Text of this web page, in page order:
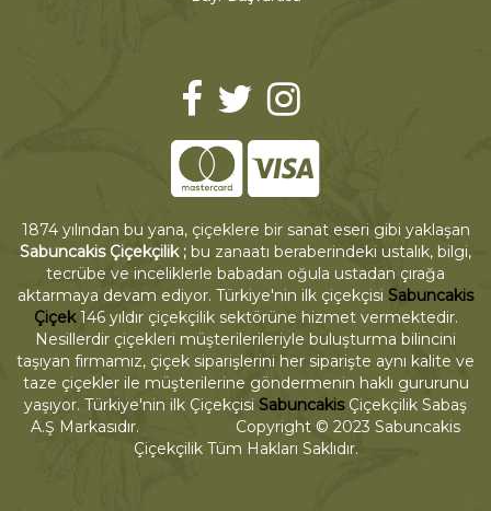
1874 yılından bu yana, çiçeklere bir sanat eseri gibi yaklaşan
Sabuncakis Çiçekçilik ; bu zanaatı beraberindeki ustalık, bilgi,
tecrübe ve inceliklerle babadan oğula ustadan çırağa
aktarmaya devam ediyor. Türkiye'nin ilk çiçekçisi Sabuncakis
Çiçek146 yıldır çiçekçilik sektörüne hizmet vermektedir.
Nesillerdir çiçekleri müşterilerileriyle buluşturma bilincini
taşıyan firmamız, çiçek siparişlerini her siparişte aynı kalite ve
taze çiçekler ile müşterilerine göndermenin haklı gururunu
yaşıyor. Türkiye'nin ilk Çiçekçisi SabuncakisÇiçekçilik Sabaş
A.Ş Markasıdır. Copyright © 2023 Sabuncakis
Çiçekçilik Tüm Hakları Saklıdır.